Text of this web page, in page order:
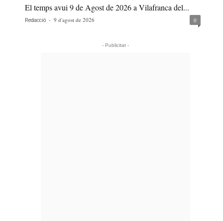
El temps avui 9 de Agost de 2026 a Vilafranca del...
Redacció - 9 d'agost de 2026 0
- Publicitat -